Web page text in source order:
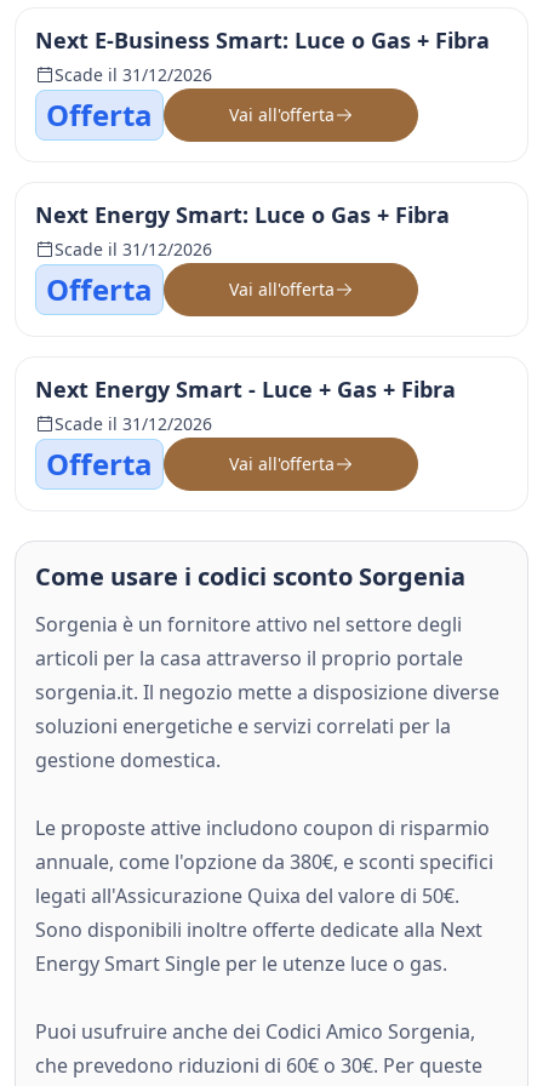
Next E-Business Smart: Luce o Gas + Fibra
Scade il 31/12/2026
Offerta Vai all'offerta
Next Energy Smart: Luce o Gas + Fibra
Scade il 31/12/2026
Offerta Vai all'offerta
Next Energy Smart - Luce + Gas + Fibra
Scade il 31/12/2026
Offerta Vai all'offerta
Come usare i codici sconto Sorgenia
Sorgenia è un fornitore attivo nel settore degli
articoli per la casa attraverso il proprio portale
sorgenia.it. Il negozio mette a disposizione diverse
soluzioni energetiche e servizi correlati per la
gestione domestica.
Le proposte attive includono coupon di risparmio
annuale, come l'opzione da 380€, e sconti specifici
legati all'Assicurazione Quixa del valore di 50€.
Sono disponibili inoltre offerte dedicate alla Next
Energy Smart Single per le utenze luce o gas.
Puoi usufruire anche dei Codici Amico Sorgenia,
che prevedono riduzioni di 60€ o 30€. Per queste